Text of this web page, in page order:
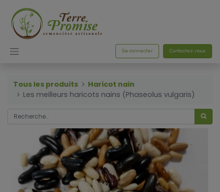
Se connecter Contactez-nous
Tous les produits
Haricot nain
Les meilleurs haricots nains (Phaseolus vulgaris)